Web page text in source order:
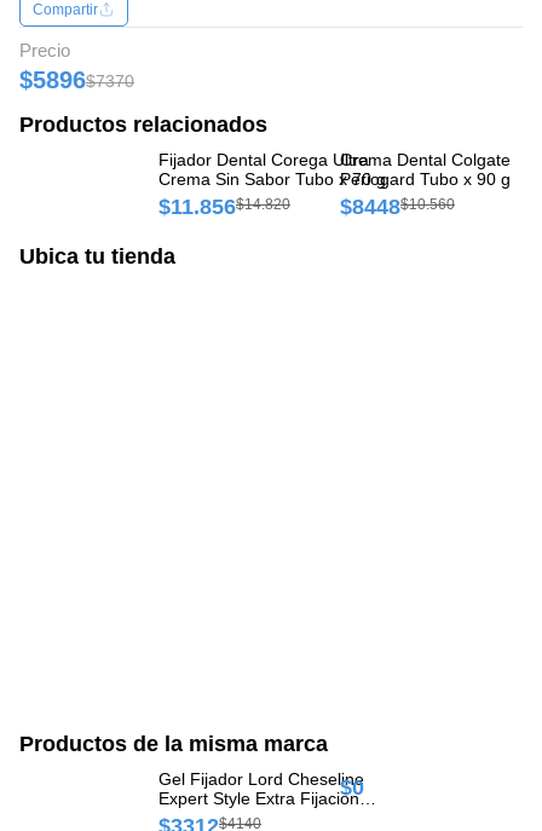
Compartir
Precio
$5896$7370
Productos relacionados
Fijador Dental Corega Ultra
Crema Sin Sabor Tubo x 70 g
$11.856$14.820
Crema Dental Colgate
Periogard Tubo x 90 g
$8448$10.560
Ubica tu tienda
Productos de la misma marca
Gel Fijador Lord Cheseline
Expert Style Extra Fijación
Frasco x 150 gr
$3312$4140
$0